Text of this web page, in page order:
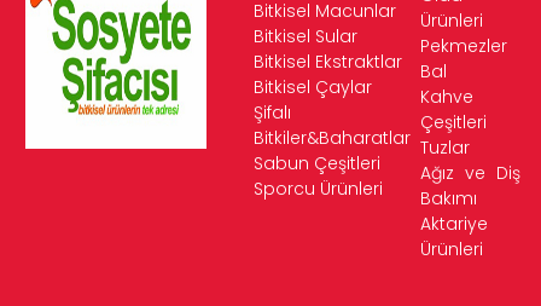
Bitkisel Macunlar
Bitkisel Sular
Bitkisel Ekstraktlar
Bitkisel Çaylar
Şifalı
Bitkiler&Baharatlar
Sabun Çeşitleri
Sporcu Ürünleri
Ürünleri
Pekmezler
Bal
Kahve
Çeşitleri
Tuzlar
Ağız ve Diş
Bakımı
Aktariye
Ürünleri